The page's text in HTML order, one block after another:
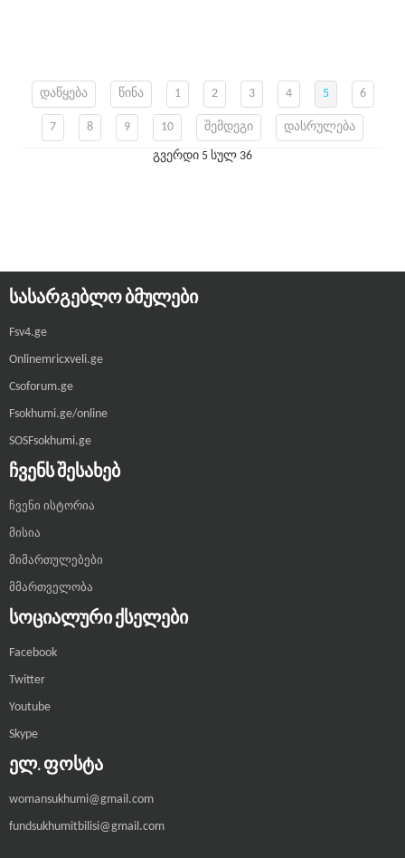
დაწყება წინა 1 2 3 4 5 6
7 8 9 10 შემდეგი დასრულება
გვერდი 5 სულ 36
ᲡᲐᲡᲐᲠᲒᲔᲑᲚᲝ ᲑᲛᲣᲚᲔᲑᲘ
Fsv4.ge
Onlinemricxveli.ge
Csoforum.ge
Fsokhumi.ge/online
SOSFsokhumi.ge
ᲩᲕᲔᲜᲡ ᲨᲔᲡᲐᲮᲔᲑ
ჩვენი ისტორია
მისია
მიმართულებები
მმართველობა
ᲡᲝᲪᲘᲐᲚᲣᲠᲘ ᲥᲡᲔᲚᲔᲑᲘ
Facebook
Twitter
Youtube
Skype
ᲔᲚ. ᲤᲝᲡᲢᲐ
womansukhumi@gmail.com
fundsukhumitbilisi@gmail.com